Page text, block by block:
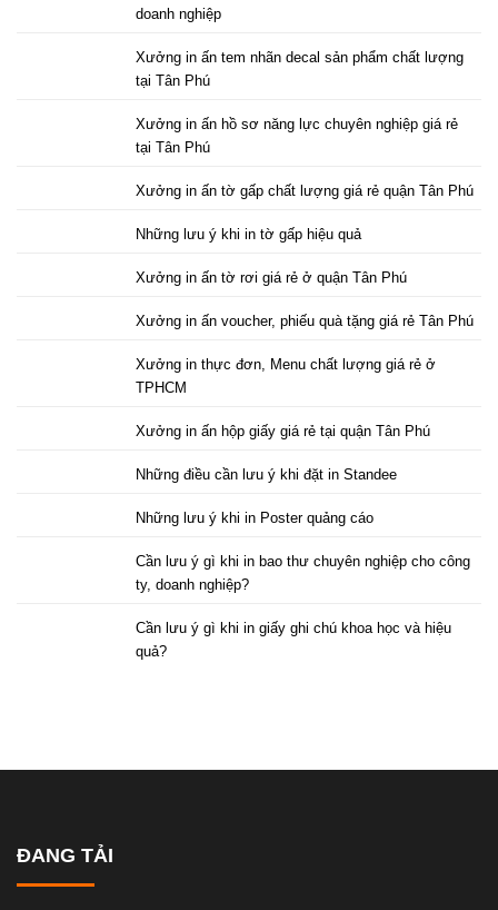
doanh nghiệp
Xưởng in ấn tem nhãn decal sản phẩm chất lượng
tại Tân Phú
Xưởng in ấn hồ sơ năng lực chuyên nghiệp giá rẻ
tại Tân Phú
Xưởng in ấn tờ gấp chất lượng giá rẻ quận Tân Phú
Những lưu ý khi in tờ gấp hiệu quả
Xưởng in ấn tờ rơi giá rẻ ở quận Tân Phú
Xưởng in ấn voucher, phiếu quà tặng giá rẻ Tân Phú
Xưởng in thực đơn, Menu chất lượng giá rẻ ở
TPHCM
Xưởng in ấn hộp giấy giá rẻ tại quận Tân Phú
Những điều cần lưu ý khi đặt in Standee
Những lưu ý khi in Poster quảng cáo
Cần lưu ý gì khi in bao thư chuyên nghiệp cho công
ty, doanh nghiệp?
Cần lưu ý gì khi in giấy ghi chú khoa học và hiệu
quả?
ĐANG TẢI